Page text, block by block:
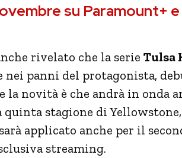
su Paramount+
rivelato che la serie Tulsa
nei panni del protagonista,
la novità è che andrà in onda
quinta stagione di
applicato anche per il
streaming.